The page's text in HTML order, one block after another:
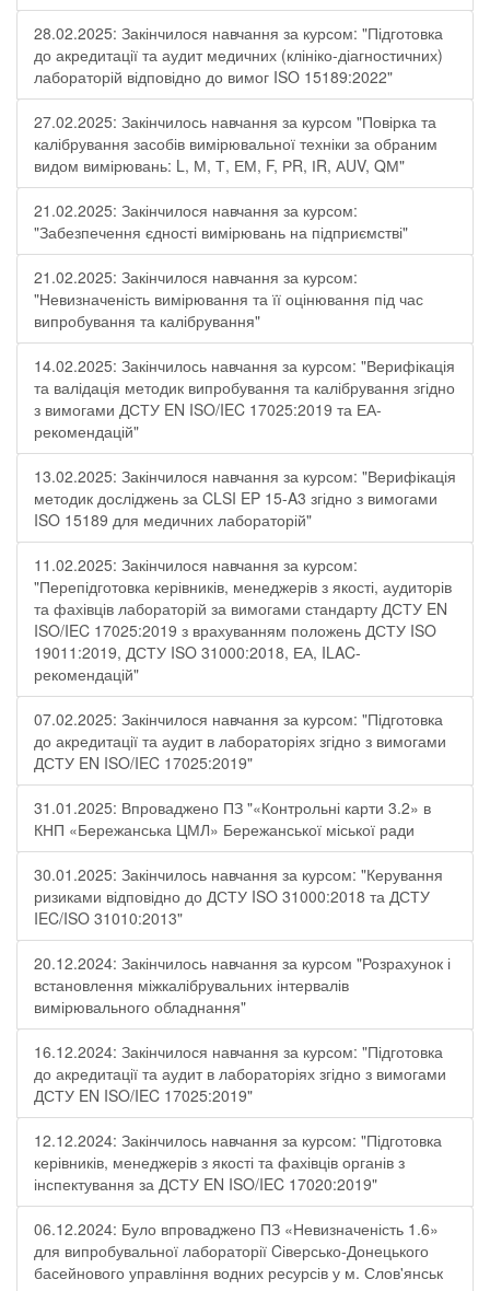
28.02.2025: Закінчилося навчання за курсом: "Підготовка
до акредитації та аудит медичних (клініко-діагностичних)
лабораторій відповідно до вимог ISO 15189:2022"
27.02.2025: Закінчилось навчання за курсом "Повірка та
калібрування засобів вимірювальної техніки за обраним
видом вимірювань: L, М, Т, ЕМ, F, РR, ІR, АUV, QМ"
21.02.2025: Закінчилося навчання за курсом:
"Забезпечення єдності вимірювань на підприємстві"
21.02.2025: Закінчилося навчання за курсом:
"Невизначеність вимірювання та її оцінювання під час
випробування та калібрування"
14.02.2025: Закінчилось навчання за курсом: "Верифікація
та валідація методик випробування та калібрування згідно
з вимогами ДСТУ EN ISO/IEC 17025:2019 та ЕА-
рекомендацій"
13.02.2025: Закінчилося навчання за курсом: "Верифікація
методик досліджень за CLSI EP 15-A3 згідно з вимогами
ISO 15189 для медичних лабораторій"
11.02.2025: Закінчилося навчання за курсом:
"Перепідготовка керівників, менеджерів з якості, аудиторів
та фахівців лабораторій за вимогами стандарту ДСТУ EN
ISO/IEC 17025:2019 з врахуванням положень ДСТУ ISO
19011:2019, ДСТУ ISO 31000:2018, ЕА, ILAC-
рекомендацій"
07.02.2025: Закінчилося навчання за курсом: "Підготовка
до акредитації та аудит в лабораторіях згідно з вимогами
ДСТУ EN ISO/IEC 17025:2019"
31.01.2025: Впроваджено ПЗ "«Контрольні карти 3.2» в
КНП «Бережанська ЦМЛ» Бережанської міської ради
30.01.2025: Закінчилось навчання за курсом: "Керування
ризиками відповідно до ДСТУ ISO 31000:2018 та ДСТУ
IEC/ISO 31010:2013"
20.12.2024: Закінчилось навчання за курсом "Розрахунок і
встановлення міжкалібрувальних інтервалів
вимірювального обладнання"
16.12.2024: Закінчилося навчання за курсом: "Підготовка
до акредитації та аудит в лабораторіях згідно з вимогами
ДСТУ EN ISO/IEC 17025:2019"
12.12.2024: Закінчилось навчання за курсом: "Підготовка
керівників, менеджерів з якості та фахівців органів з
інспектування за ДСТУ EN ISO/IEC 17020:2019"
06.12.2024: Було впроваджено ПЗ «Невизначеність 1.6»
для випробувальної лабораторії Cіверсько-Донецького
басейнового управління водних ресурсів у м. Слов'янськ